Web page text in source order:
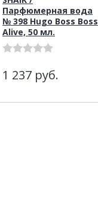
Парфюмерная вода
№ 398 Hugo Boss Boss
Alive, 50 мл.
1 237 руб.